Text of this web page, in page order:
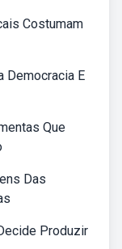
Costumam
Democracia E
Que
Das
Produzir